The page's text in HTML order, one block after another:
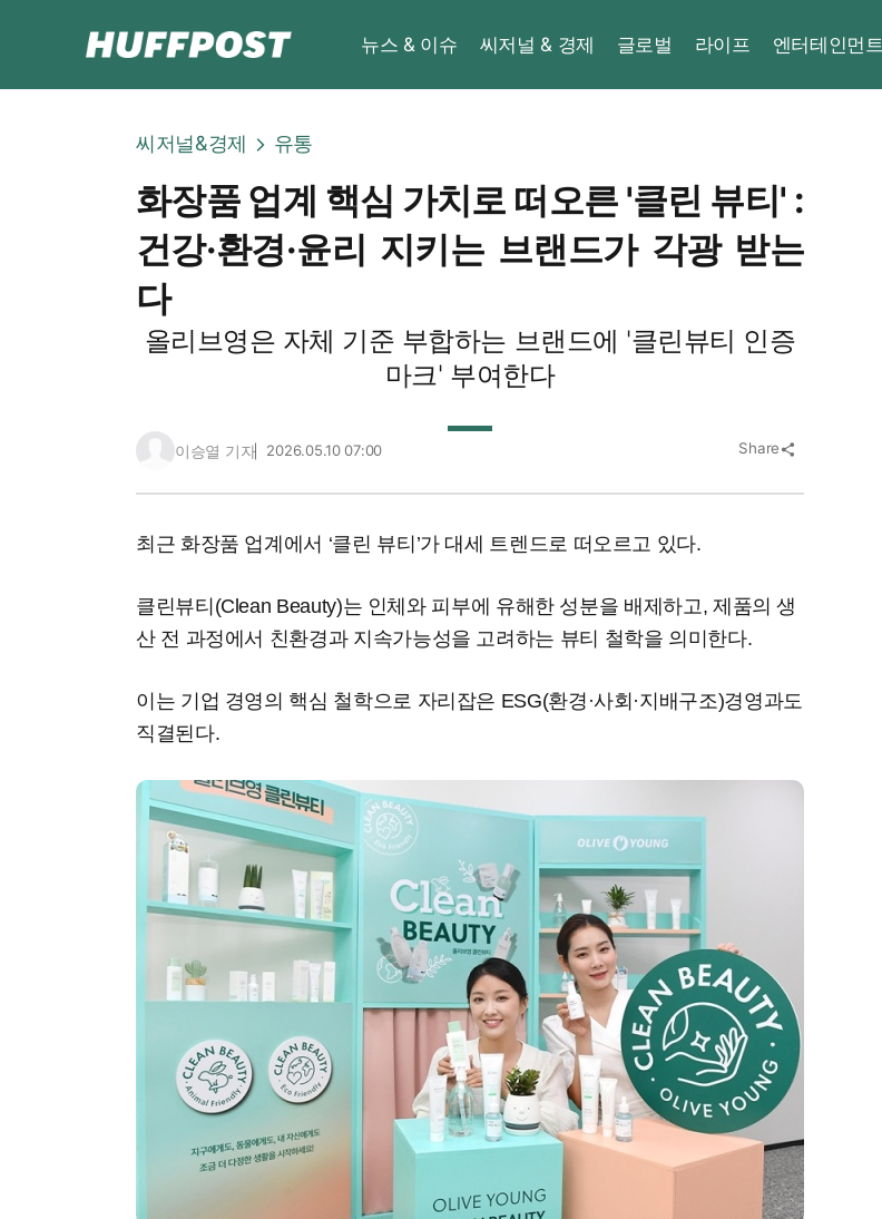
뉴스 & 이슈 씨저널 & 경제 글로벌 라이프 엔터테인먼트
씨저널&경제 유통
화장품 업계 핵심 가치로 떠오른 '클린 뷰티' :
건강·환경·윤리 지키는 브랜드가 각광 받는
다
올리브영은 자체 기준 부합하는 브랜드에 '클린뷰티 인증
마크' 부여한다
이승열 기자 2026.05.10 07:00 Share share
최근 화장품 업계에서 ‘클린 뷰티’가 대세 트렌드로 떠오르고 있다.
클린뷰티(Clean Beauty)는 인체와 피부에 유해한 성분을 배제하고, 제품의 생
산 전 과정에서 친환경과 지속가능성을 고려하는 뷰티 철학을 의미한다.
이는 기업 경영의 핵심 철학으로 자리잡은 ESG(환경·사회·지배구조)경영과도
직결된다.